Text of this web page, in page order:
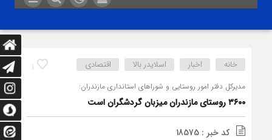
1 خانه اخبار اسلایدر بالا اقتصادی
مدیرکل دفتر امور روستایی و شوراهای استانداری مازندران:
۳۶۰۰ روستای مازندران میزبان گردشگران است
کد خبر : 18575